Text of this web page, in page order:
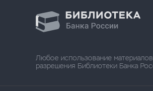
Любое использование
разрешения Библиотеки Банка